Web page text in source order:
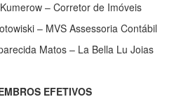
– Corretor de Imóveis
– MVS Assessoria Contábil
Matos – La Bella Lu Joias
EFETIVOS